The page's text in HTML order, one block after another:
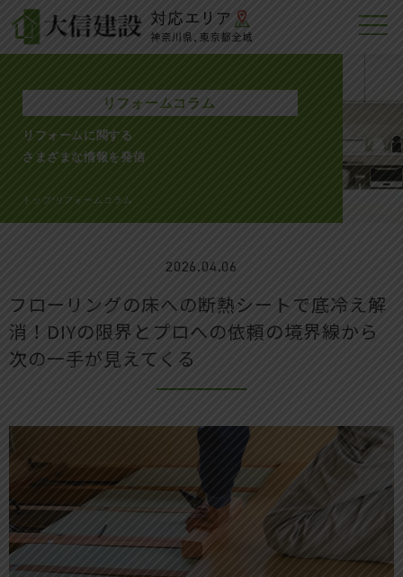
リフォームコラム
リフォームに関する
さまざまな情報を発信
トップ >リフォームコラム
2026.04.06
フローリングの床への断熱シートで底冷え解
消！DIYの限界とプロへの依頼の境界線から
次の一手が見えてくる